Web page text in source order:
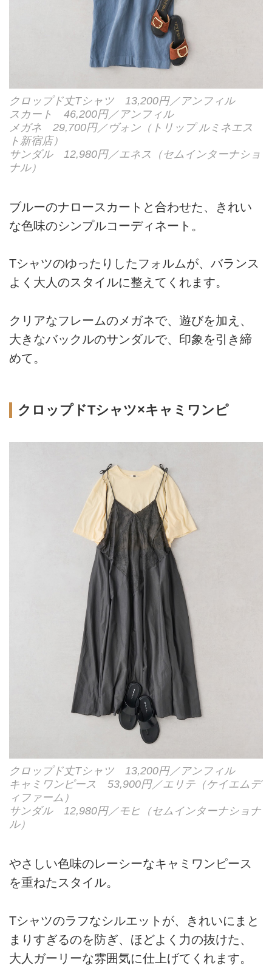
クロップド丈Tシャツ 13,200円／アンフィル
スカート 46,200円／アンフィル
メガネ 29,700円／ヴォン（トリップ ルミネエス
ト新宿店）
サンダル 12,980円／エネス（セムインターナショ
ナル）
ブルーのナロースカートと合わせた、きれい
な色味のシンプルコーディネート。
Tシャツのゆったりしたフォルムが、バランス
よく大人のスタイルに整えてくれます。
クリアなフレームのメガネで、遊びを加え、
大きなバックルのサンダルで、印象を引き締
めて。
クロップドTシャツ×キャミワンピ
クロップド丈Tシャツ 13,200円／アンフィル
キャミワンピース 53,900円／エリテ（ケイエムデ
ィファーム）
サンダル 12,980円／モヒ（セムインターナショナ
ル）
やさしい色味のレーシーなキャミワンピース
を重ねたスタイル。
Tシャツのラフなシルエットが、きれいにまと
まりすぎるのを防ぎ、ほどよく力の抜けた、
大人ガーリーな雰囲気に仕上げてくれます。